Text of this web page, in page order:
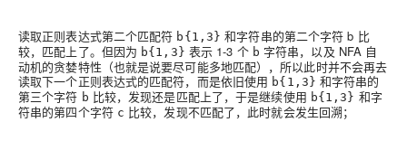
读取正则表达式第二个匹配符 b{1,3} 和字符串的第二个字符 b 比
较，匹配上了。但因为 b{1,3} 表示 1-3 个 b 字符串，以及 NFA 自
动机的贪婪特性（也就是说要尽可能多地匹配），所以此时并不会再去
读取下一个正则表达式的匹配符，而是依旧使用 b{1,3} 和字符串的
第三个字符 b 比较，发现还是匹配上了，于是继续使用 b{1,3} 和字
符串的第四个字符 c 比较，发现不匹配了，此时就会发生回溯；